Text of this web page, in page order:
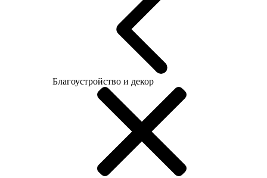
Благоустройство и декор